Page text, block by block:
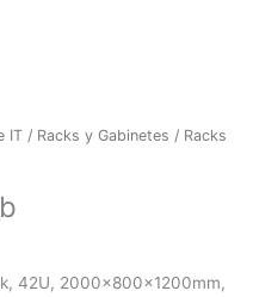
IT / Racks y Gabinetes / Racks
42U, 2000x800x1200mm,